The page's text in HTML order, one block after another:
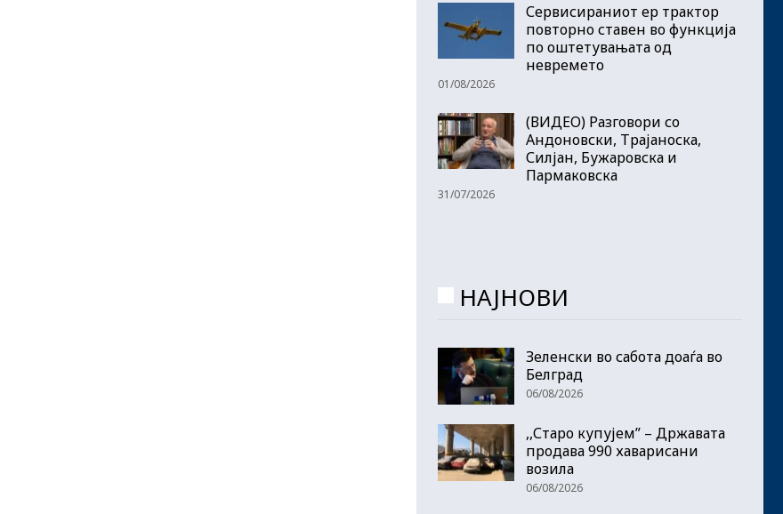
Сервисираниот ер трактор
повторно ставен во функција
по оштетувањата од
невремето
01/08/2026
(ВИДЕО) Разговори со
Андоновски, Трајаноска,
Силјан, Бужаровска и
Пармаковска
31/07/2026
НАЈНОВИ
Зеленски во сабота доаѓа во
Белград
06/08/2026
,,Старо купујем” – Државата
продава 990 хаварисани
возила
06/08/2026